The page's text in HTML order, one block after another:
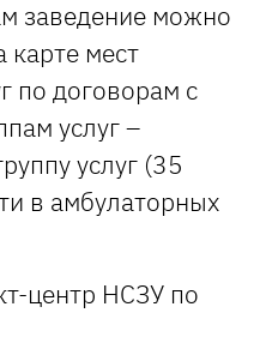
заведение можно
мест
по договорам с
услуг –
услуг (35
в амбулаторных
центр НСЗУ по